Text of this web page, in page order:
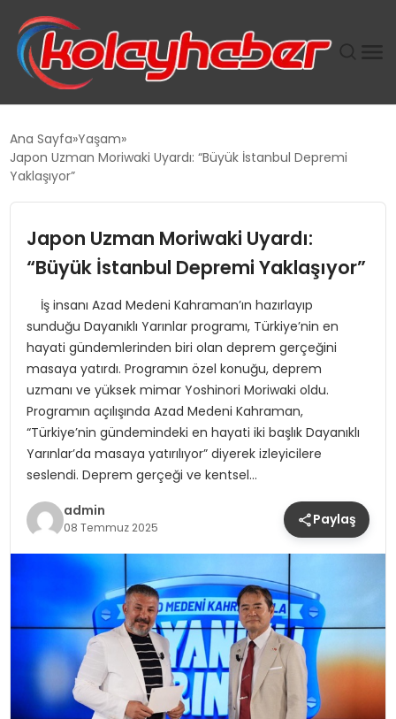
SUWEN’IN İSTIHDAM MODELI EKONOMIDE KADIN
TANYER YAPI ZEMIN MÜHENDISLIĞINDE HEDEF
BÜYÜTTÜ
TOROSLAR’DA PAZAR GERGİNLİĞİ!
Ana Sayfa Yaşam
Japon Uzman Moriwaki Uyardı: “Büyük İstanbul Depremi
Yaklaşıyor”
Japon Uzman Moriwaki Uyardı:
“Büyük İstanbul Depremi Yaklaşıyor”
İş insanı Azad Medeni Kahraman’ın hazırlayıp
sunduğu Dayanıklı Yarınlar programı, Türkiye’nin en
hayati gündemlerinden biri olan deprem gerçeğini
masaya yatırdı. Programın özel konuğu, deprem
uzmanı ve yüksek mimar Yoshinori Moriwaki oldu.
Programın açılışında Azad Medeni Kahraman,
“Türkiye’nin gündemindeki en hayati iki başlık Dayanıklı
Yarınlar’da masaya yatırılıyor” diyerek izleyicilere
seslendi. Deprem gerçeği ve kentsel…
admin
08 Temmuz 2025 Paylaş